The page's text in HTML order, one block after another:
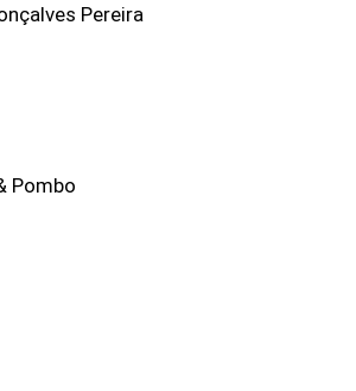
Pereira
Pombo